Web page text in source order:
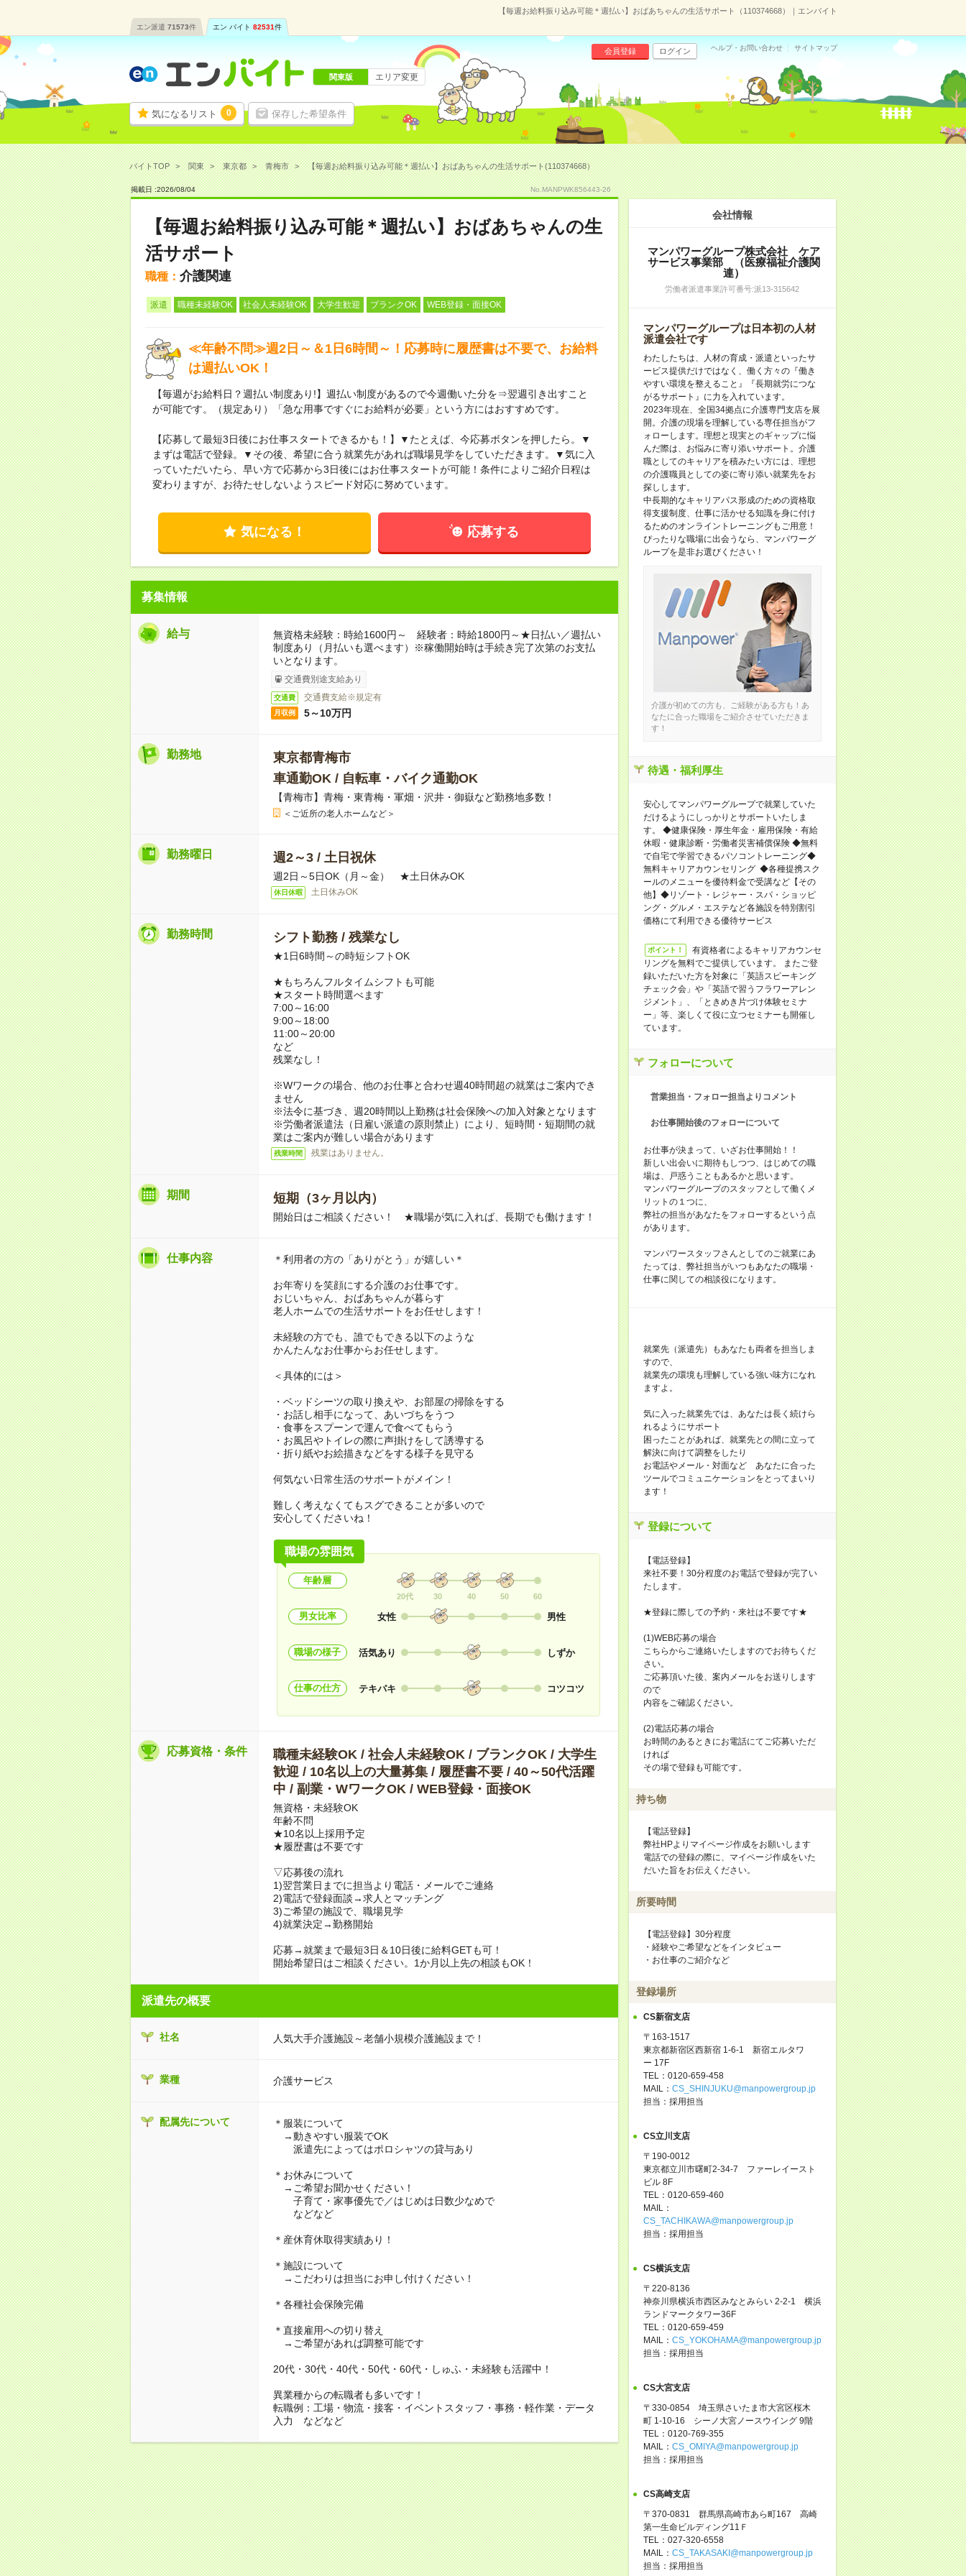
【毎週お給料振り込み可能＊週払い】おばあちゃんの生活サポート（110374668）｜エンバイト
エン派遣 71573件 エン バイト 82531件
気になるリスト 0 保存した希望条件
会員登録 ログイン ヘルプ・お問い合わせ サイトマップ
関東版 エリア変更
バイトTOP 関東 東京都 青梅市 【毎週お給料振り込み可能＊週払い】おばあちゃんの生活サポート(110374668）
掲載日 :2026/08/04 No.MANPWK856443-26
【毎週お給料振り込み可能＊週払い】おばあちゃんの生
活サポート
職種： 介護関連
派遣 職種未経験OK 社会人未経験OK 大学生歓迎 ブランクOK WEB登録・面接OK
≪年齢不問≫週2日～＆1日6時間～！応募時に履歴書は不要で、お給料
は週払いOK！
【毎週がお給料日？週払い制度あり!】週払い制度があるので今週働いた分を⇒翌週引き出すこと
が可能です。（規定あり）「急な用事ですぐにお給料が必要」という方にはおすすめです。
【応募して最短3日後にお仕事スタートできるかも！】▼たとえば、今応募ボタンを押したら。▼
まずは電話で登録。▼その後、希望に合う就業先があれば職場見学をしていただきます。▼気に入
っていただいたら、早い方で応募から3日後にはお仕事スタートが可能！条件によりご紹介日程は
変わりますが、お待たせしないようスピード対応に努めています。
気になる！ 応募する
募集情報
給与
無資格未経験：時給1600円～ 経験者：時給1800円～★日払い／週払い
制度あり（月払いも選べます）※稼働開始時は手続き完了次第のお支払
いとなります。
交通費別途支給あり
交通費 交通費支給※規定有
月収例 5～10万円
勤務地
東京都青梅市
車通勤OK / 自転車・バイク通勤OK
【青梅市】青梅・東青梅・軍畑・沢井・御嶽など勤務地多数！
＜ご近所の老人ホームなど＞
勤務曜日 週2～3 / 土日祝休
週2日～5日OK（月～金） ★土日休みOK
休日休暇 土日休みOK
勤務時間 シフト勤務 / 残業なし
★1日6時間～の時短シフトOK
★もちろんフルタイムシフトも可能
★スタート時間選べます
7:00～16:00
9:00～18:00
11:00～20:00
など
残業なし！
※Wワークの場合、他のお仕事と合わせ週40時間超の就業はご案内でき
ません
※法令に基づき、週20時間以上勤務は社会保険への加入対象となります
※労働者派遣法（日雇い派遣の原則禁止）により、短時間・短期間の就
業はご案内が難しい場合があります
残業時間 残業はありません。
期間 短期（3ヶ月以内）
開始日はご相談ください！ ★職場が気に入れば、長期でも働けます！
仕事内容 ＊利用者の方の「ありがとう」が嬉しい＊
お年寄りを笑顔にする介護のお仕事です。
おじいちゃん、おばあちゃんが暮らす
老人ホームでの生活サポートをお任せします！
未経験の方でも、誰でもできる以下のような
かんたんなお仕事からお任せします。
＜具体的には＞
・ベッドシーツの取り換えや、お部屋の掃除をする
・お話し相手になって、あいづちをうつ
・食事をスプーンで運んで食べてもらう
・お風呂やトイレの際に声掛けをして誘導する
・折り紙やお絵描きなどをする様子を見守る
何気ない日常生活のサポートがメイン！
難しく考えなくてもスグできることが多いので
安心してくださいね！
職場の雰囲気
年齢層
20代 30 40 50 60
男女比率 女性 男性
職場の様子 活気あり しずか
仕事の仕方 テキパキ コツコツ
応募資格・条件
職種未経験OK / 社会人未経験OK / ブランクOK / 大学生
歓迎 / 10名以上の大量募集 / 履歴書不要 / 40～50代活躍
中 / 副業・WワークOK / WEB登録・面接OK
無資格・未経験OK
年齢不問
★10名以上採用予定
★履歴書は不要です
▽応募後の流れ
1)翌営業日までに担当より電話・メールでご連絡
2)電話で登録面談→求人とマッチング
3)ご希望の施設で、職場見学
4)就業決定→勤務開始
応募→就業まで最短3日＆10日後に給料GETも可！
開始希望日はご相談ください。1か月以上先の相談もOK！
派遣先の概要
社名 人気大手介護施設～老舗小規模介護施設まで！
業種 介護サービス
配属先について
＊服装について
→動きやすい服装でOK
派遣先によってはポロシャツの貸与あり
＊お休みについて
→ご希望お聞かせください！
子育て・家事優先で／はじめは日数少なめで
などなど
＊産休育休取得実績あり！
＊施設について
→こだわりは担当にお申し付けください！
＊各種社会保険完備
＊直接雇用への切り替え
→ご希望があれば調整可能です
20代・30代・40代・50代・60代・しゅふ・未経験も活躍中！
異業種からの転職者も多いです！
転職例：工場・物流・接客・イベントスタッフ・事務・軽作業・データ
入力 などなど
会社情報
マンパワーグループ株式会社 ケア
サービス事業部 （医療福祉介護関
連）
労働者派遣事業許可番号:派13-315642
マンパワーグループは日本初の人材
派遣会社です
わたしたちは、人材の育成・派遣といったサ
ービス提供だけではなく、働く方々の『働き
やすい環境を整えること』『長期就労につな
がるサポート』に力を入れています。
2023年現在、全国34拠点に介護専門支店を展
開。介護の現場を理解している専任担当がフ
ォローします。理想と現実とのギャップに悩
んだ際は、お悩みに寄り添いサポート。介護
職としてのキャリアを積みたい方には、理想
の介護職員としての姿に寄り添い就業先をお
探しします。
中長期的なキャリアパス形成のための資格取
得支援制度、仕事に活かせる知識を身に付け
るためのオンライントレーニングもご用意！
ぴったりな職場に出会うなら、マンパワーグ
ループを是非お選びください！
介護が初めての方も、ご経験がある方も！あ
なたに合った職場をご紹介させていただきま
す！
待遇・福利厚生
安心してマンパワーグループで就業していた
だけるようにしっかりとサポートいたしま
す。 ◆健康保険・厚生年金・雇用保険・有給
休暇・健康診断・労働者災害補償保険 ◆無料
で自宅で学習できるパソコントレーニング◆
無料キャリアカウンセリング ◆各種提携スク
ールのメニューを優待料金で受講など【その
他】◆リゾート・レジャー・スパ・ショッピ
ング・グルメ・エステなど各施設を特別割引
価格にて利用できる優待サービス
ポイント！
有資格者によるキャリアカウンセ
リングを無料でご提供しています。 またご登
録いただいた方を対象に「英語スピーキング
チェック会」や「英語で習うフラワーアレン
ジメント」、「ときめき片づけ体験セミナ
ー」等、楽しくて役に立つセミナーも開催し
ています。
フォローについて
営業担当・フォロー担当よりコメント
お仕事開始後のフォローについて
お仕事が決まって、いざお仕事開始！！
新しい出会いに期待もしつつ、はじめての職
場は、戸惑うこともあるかと思います。
マンパワーグループのスタッフとして働くメ
リットの１つに、
弊社の担当があなたをフォローするという点
があります。
マンパワースタッフさんとしてのご就業にあ
たっては、弊社担当がいつもあなたの職場・
仕事に関しての相談役になります。
就業先（派遣先）もあなたも両者を担当しま
すので、
就業先の環境も理解している強い味方になれ
ますよ。
気に入った就業先では、あなたは長く続けら
れるようにサポート
困ったことがあれば、就業先との間に立って
解決に向けて調整をしたり
お電話やメール・対面など あなたに合った
ツールでコミュニケーションをとってまいり
ます！
登録について
【電話登録】
来社不要！30分程度のお電話で登録が完了い
たします。
★登録に際しての予約・来社は不要です★
(1)WEB応募の場合
こちらからご連絡いたしますのでお待ちくだ
さい。
ご応募頂いた後、案内メールをお送りします
ので
内容をご確認ください。
(2)電話応募の場合
お時間のあるときにお電話にてご応募いただ
ければ
その場で登録も可能です。
持ち物
【電話登録】
弊社HPよりマイページ作成をお願いします
電話での登録の際に、マイページ作成をいた
だいた旨をお伝えください。
所要時間
【電話登録】30分程度
・経験やご希望などをインタビュー
・お仕事のご紹介など
登録場所
CS新宿支店
〒163-1517
東京都新宿区西新宿 1-6-1 新宿エルタワ
ー 17F
TEL：0120-659-458
MAIL： CS_SHINJUKU@manpowergroup.jp
担当：採用担当
CS立川支店
〒190-0012
東京都立川市曙町2-34-7 ファーレイースト
ビル 8F
TEL：0120-659-460
MAIL：
CS_TACHIKAWA@manpowergroup.jp
担当：採用担当
CS横浜支店
〒220-8136
神奈川県横浜市西区みなとみらい 2-2-1 横浜
ランドマークタワー36F
TEL：0120-659-459
MAIL： CS_YOKOHAMA@manpowergroup.jp
担当：採用担当
CS大宮支店
〒330-0854 埼玉県さいたま市大宮区桜木
町 1-10-16 シーノ大宮ノースウイング 9階
TEL：0120-769-355
MAIL： CS_OMIYA@manpowergroup.jp
担当：採用担当
CS高崎支店
〒370-0831 群馬県高崎市あら町167 高崎
第一生命ビルディング11Ｆ
TEL：027-320-6558
MAIL： CS_TAKASAKI@manpowergroup.jp
担当：採用担当